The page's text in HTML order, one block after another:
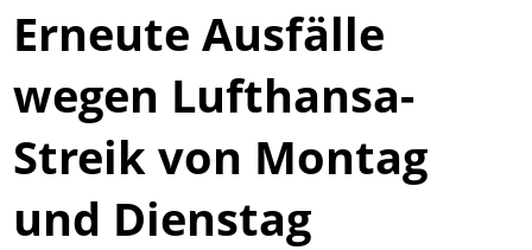
Erneute Ausfälle
wegen Lufthansa-
Streik von Montag
und Dienstag